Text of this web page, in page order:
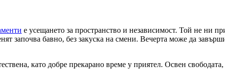
е усещането за пространство и независимост. Той не ни
започва бавно, без закуска на смени. Вечерта може да
като добре прекарано време у приятел. Освен